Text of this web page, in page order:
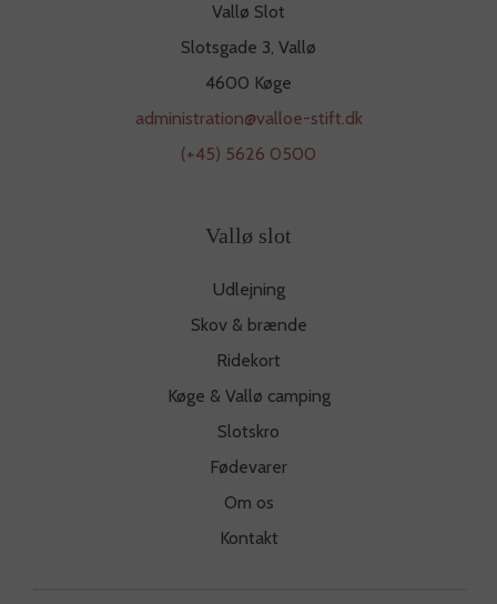
Vallø Slot
Slotsgade 3, Vallø
4600 Køge
administration@valloe-stift.dk
(+45) 5626 0500
Vallø slot
Udlejning
Skov & brænde
Ridekort
Køge & Vallø camping
Slotskro
Fødevarer
Om os
Kontakt